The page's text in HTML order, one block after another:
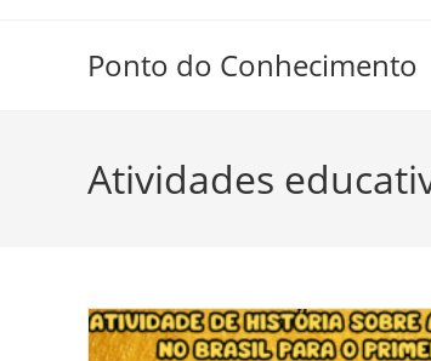
Ponto do Conhecimento
Atividades